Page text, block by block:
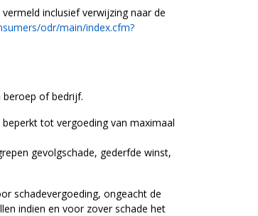
inclusief verwijzing naar de
odr/main/index.cfm?
beroep of bedrijf.
tot vergoeding van maximaal
gevolgschade, gederfde winst,
schadevergoeding, ongeacht de
indien en voor zover schade het